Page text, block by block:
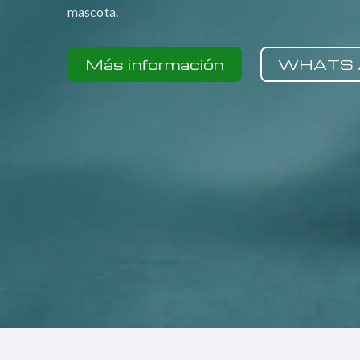
mascota.
Más información WHATS